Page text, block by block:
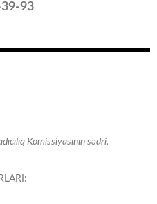
93
Komissiyasının sədri,